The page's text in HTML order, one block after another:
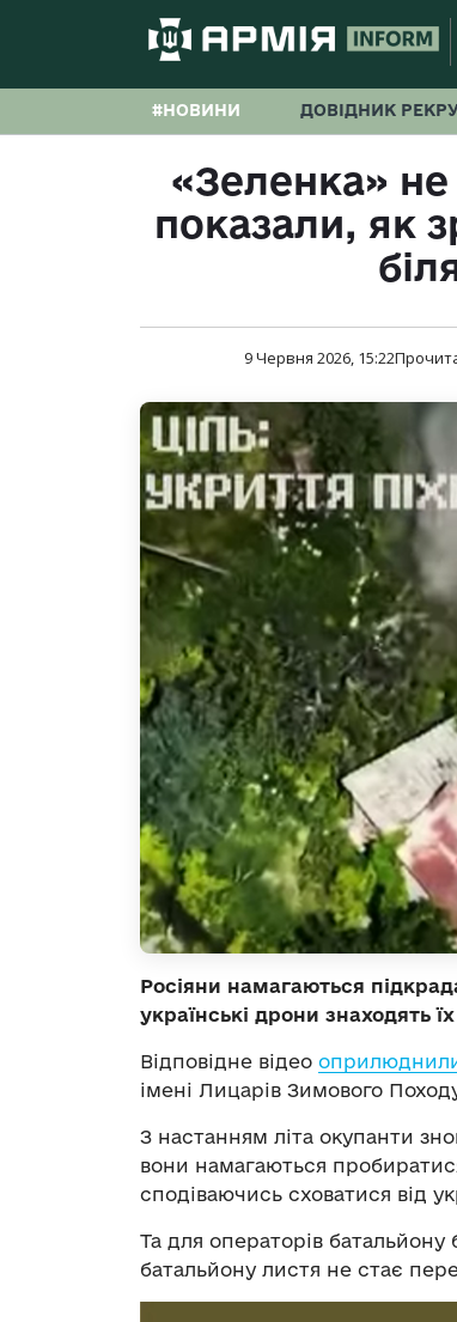
#НОВИНИ ДОВІДНИК
«Зеленка» не
показали, як
9 Червня 2026, 15:22
Росіяни намагаються
українські дрони знаходять
Відповідне відео
імені Лицарів Зимового
З настанням літа окупанти
вони намагаються
сподіваючись сховатися від
Та для операторів батальйону
батальйону листя не стає